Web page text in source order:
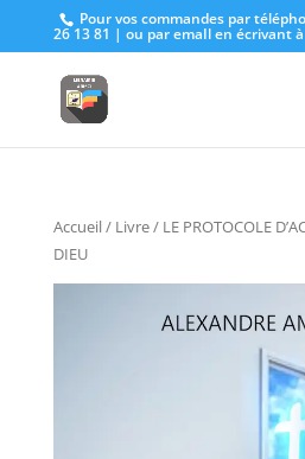
Pour vos commandes par
26 13 81 | ou par emaIl en écrivant à
Accueil/ Livre/ LE PROTOCOLE
DIEU